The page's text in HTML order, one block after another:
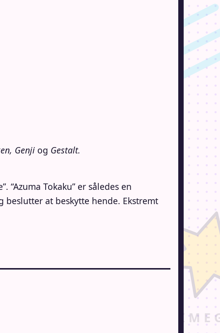
Genji og Gestalt.
Tokaku” er således en
at beskytte hende. Ekstremt